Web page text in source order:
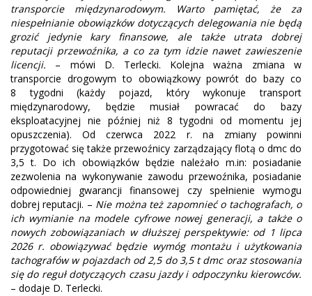
transporcie międzynarodowym. Warto pamiętać, że za
niespełnianie obowiązków dotyczących delegowania nie będą
grozić jedynie kary finansowe, ale także utrata dobrej
reputacji przewoźnika, a co za tym idzie nawet zawieszenie
licencji. – mówi D. Terlecki. Kolejna ważna zmiana w
transporcie drogowym to obowiązkowy powrót do bazy co
8 tygodni (każdy pojazd, który wykonuje transport
międzynarodowy, będzie musiał powracać do bazy
eksploatacyjnej nie później niż 8 tygodni od momentu jej
opuszczenia). Od czerwca 2022 r. na zmiany powinni
przygotować się także przewoźnicy zarządzający flotą o dmc do
3,5 t. Do ich obowiązków będzie należało m.in: posiadanie
zezwolenia na wykonywanie zawodu przewoźnika, posiadanie
odpowiedniej gwarancji finansowej czy spełnienie wymogu
dobrej reputacji. – Nie można też zapomnieć o tachografach, o
ich wymianie na modele cyfrowe nowej generacji, a także o
nowych zobowiązaniach w dłuższej perspektywie: od 1 lipca
2026 r. obowiązywać będzie wymóg montażu i użytkowania
tachografów w pojazdach od 2,5 do 3,5 t dmc oraz stosowania
się do reguł dotyczących czasu jazdy i odpoczynku kierowców.
– dodaje D. Terlecki.